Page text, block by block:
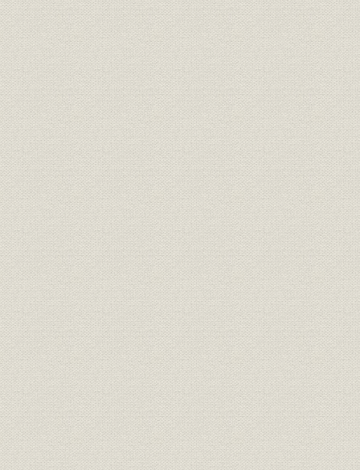
財務・業績;経営 種目別事業成績表I 海上(計)
昭和20年3
31日
財務・業績;経営 種目別事業成績表I 運送
昭和20年
31日
財務・業績;経営 種目別事業成績表I 自動車
昭和20年3
31日
財務・業績;経営 種目別事業成績表I 自賠責
昭和20年3
31日
財務・業績;経営 種目別事業成績表I 傷害(一般)
昭和20年3
31日
財務・業績;経営 種目別事業成績表I 傷害(積立)
昭和50年3
31日
財務・業績;経営 種目別事業成績表I 傷害(計)
昭和20年
31日